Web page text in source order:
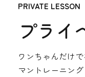
PRIVATE LESSON
プライ
ワンちゃんだけ
マントレーニング